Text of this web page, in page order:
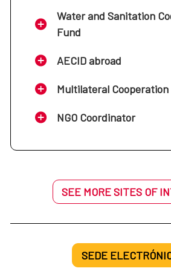
Water and Sanitation
Fund
AECID abroad
Multilateral Cooperation
NGO Coordinator
SEE MORE SITES OF
SEDE